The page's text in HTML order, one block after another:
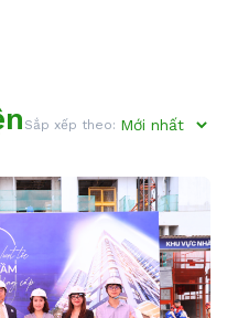
Sắp xếp theo: